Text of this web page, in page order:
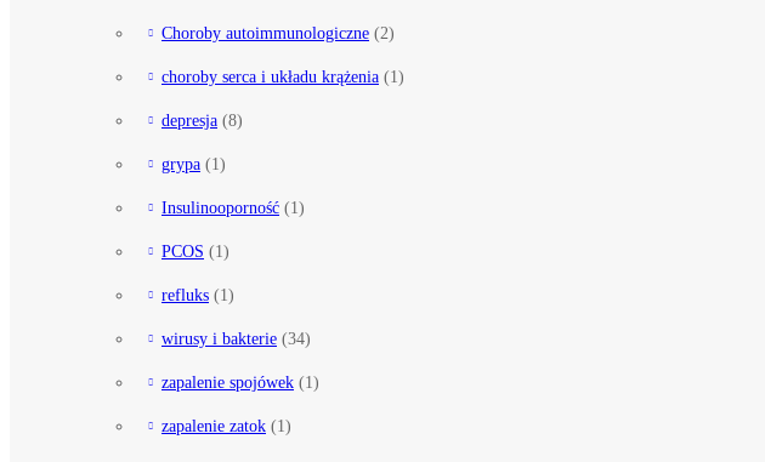
Choroby autoimmunologiczne (2)
choroby serca i układu krążenia (1)
depresja (8)
grypa (1)
Insulinooporność (1)
PCOS (1)
refluks (1)
wirusy i bakterie (34)
zapalenie spojówek (1)
zapalenie zatok (1)